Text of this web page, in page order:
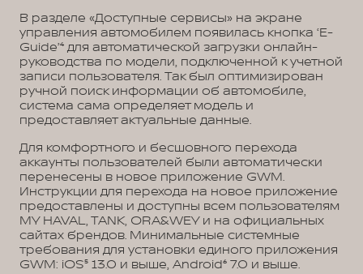
В разделе «Доступные сервисы» на экране
управления автомобилем появилась кнопка ‘E-
Guide’⁴ для автоматической загрузки онлайн-
руководства по модели, подключенной к учетной
записи пользователя. Так был оптимизирован
ручной поиск информации об автомобиле,
система сама определяет модель и
предоставляет актуальные данные.
Для комфортного и бесшовного перехода
аккаунты пользователей были автоматически
перенесены в новое приложение GWM.
Инструкции для перехода на новое приложение
предоставлены и доступны всем пользователям
MY HAVAL, TANK, ORA&WEY и на официальных
сайтах брендов. Минимальные системные
требования для установки единого приложения
GWM: iOS⁵ 13.0 и выше, Android⁶ 7.0 и выше.